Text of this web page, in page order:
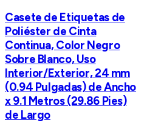
Casete de Etiquetas de
Poliéster de Cinta
Continua, Color Negro
Sobre Blanco, Uso
Interior/Exterior, 24 mm
(0.94 Pulgadas) de Ancho
x 9.1 Metros (29.86 Pies)
de Largo